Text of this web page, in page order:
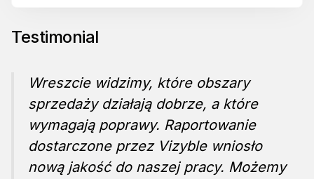
Testimonial
Wreszcie widzimy, które obszary
sprzedaży działają dobrze, a które
wymagają poprawy. Raportowanie
dostarczone przez Vizyble wniosło
nową jakość do naszej pracy. Możemy